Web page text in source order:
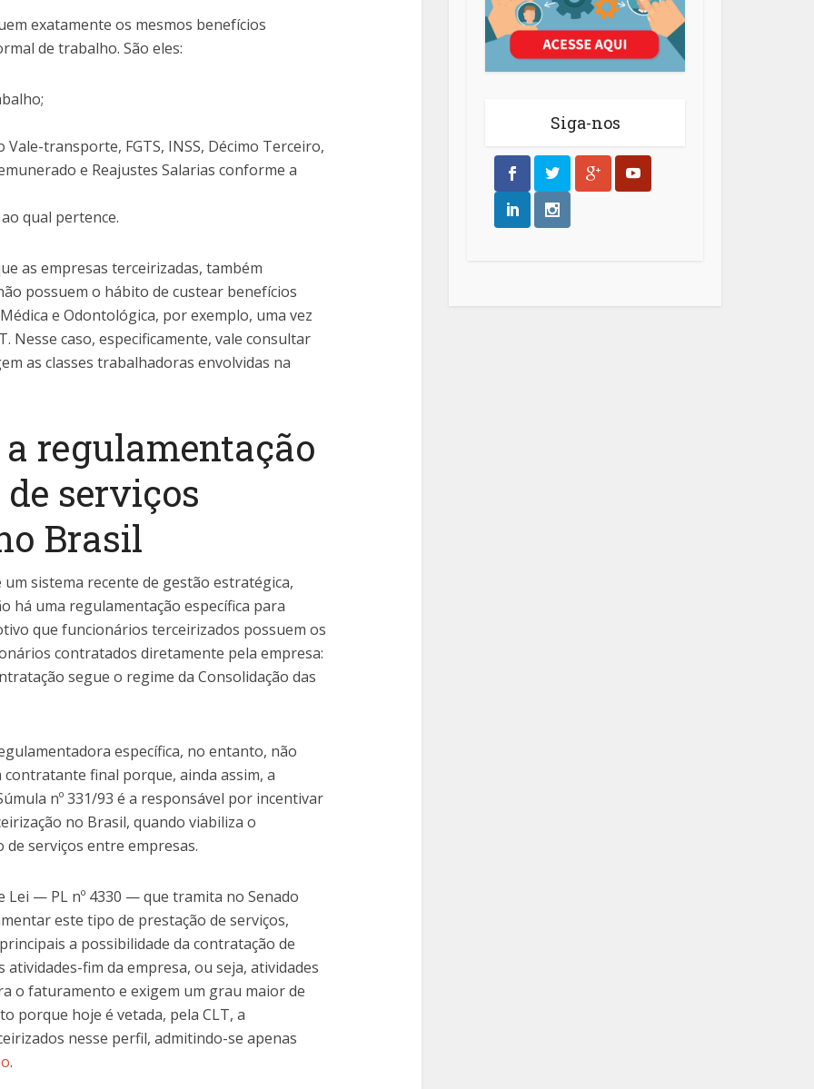
exatamente os mesmos benefícios
de trabalho. São eles:
transporte, FGTS, INSS, Décimo Terceiro,
e Reajustes Salarias conforme a
qual pertence.
as empresas terceirizadas, também
possuem o hábito de custear benefícios
e Odontológica, por exemplo, uma vez
Nesse caso, especificamente, vale consultar
as classes trabalhadoras envolvidas na
regulamentação
serviços
Brasil
sistema recente de gestão estratégica,
há uma regulamentação específica para
que funcionários terceirizados possuem os
contratados diretamente pela empresa:
segue o regime da Consolidação das
específica, no entanto, não
final porque, ainda assim, a
nº 331/93 é a responsável por incentivar
no Brasil, quando viabiliza o
serviços entre empresas.
— PL nº 4330 — que tramita no Senado
este tipo de prestação de serviços,
a possibilidade da contratação de
fim da empresa, ou seja, atividades
o faturamento e exigem um grau maior de
porque hoje é vetada, pela CLT, a
nesse perfil, admitindo-se apenas
.
Siga-nos